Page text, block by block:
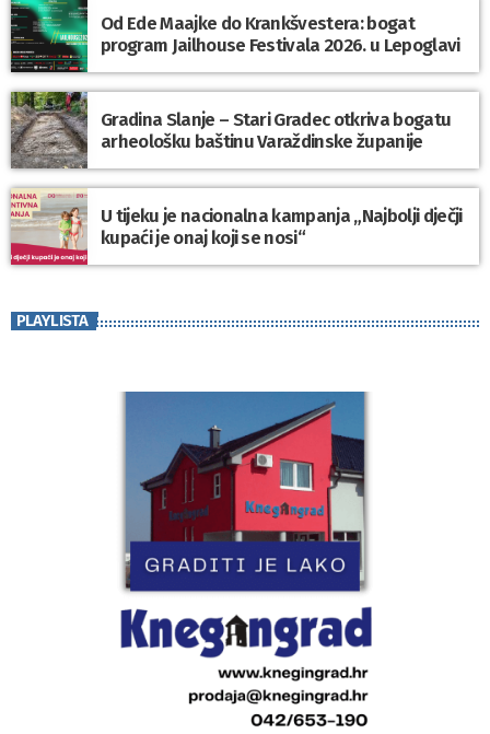
Od Ede Maajke do Krankšvestera: bogat
program Jailhouse Festivala 2026. u Lepoglavi
Gradina Slanje – Stari Gradec otkriva bogatu
arheološku baštinu Varaždinske županije
U tijeku je nacionalna kampanja „Najbolji dječji
kupaći je onaj koji se nosi“
PLAYLISTA